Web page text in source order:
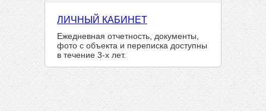
ЛИЧНЫЙ КАБИНЕТ
Ежедневная отчетность, документы,
фото с объекта и переписка доступны
в течение 3-х лет.